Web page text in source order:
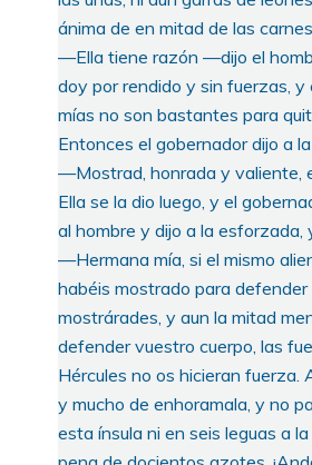
ánima de en mitad de las
—Ella tiene razón —dijo el
doy por rendido y sin fuerzas, y
mías no son bastantes para
Entonces el gobernador dijo a la
—Mostrad, honrada y valiente,
Ella se la dio luego, y el
al hombre y dijo a la esforzada,
—Hermana mía, si el mismo
habéis mostrado para defender
mostrárades, y aun la mitad
defender vuestro cuerpo, las
Hércules no os hicieran fuerza.
y mucho de enhoramala, y no
esta ínsula ni en seis leguas a